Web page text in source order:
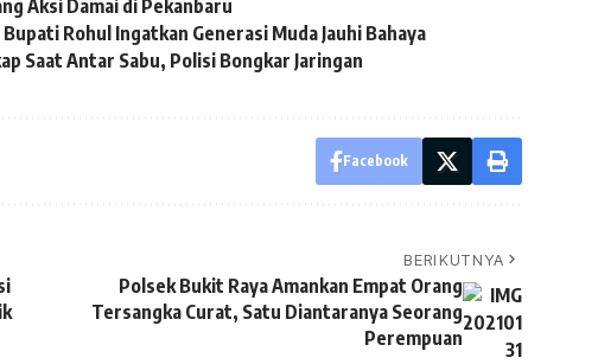
Aksi Damai di Pekanbaru
Rohul Ingatkan Generasi Muda Jauhi Bahaya
Saat Antar Sabu, Polisi Bongkar Jaringan
Facebook
BERIKUTNYA
Polsek Bukit Raya Amankan Empat Orang
Tersangka Curat, Satu Diantaranya Seorang
Perempuan